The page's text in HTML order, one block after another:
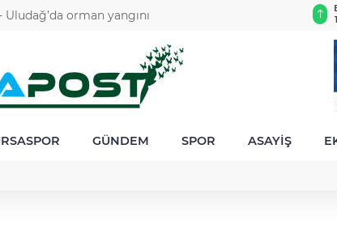
Uludağ’da orman yangını
TND
16,2320
28,0626
GÜNDEM SPOR ASAYİŞ